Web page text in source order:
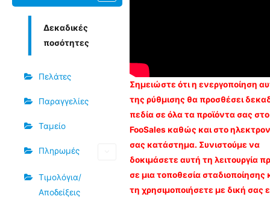
Δεκαδικές
ποσότητες
Πελάτες
Παραγγελίες
Ταμείο
Πληρωμές
Τιμολόγια/
Αποδείξεις
Σημειώστε ότι η ενεργοποίηση
της ρύθμισης θα προσθέσει
πεδία σε όλα τα προϊόντα σας στο
FooSales καθώς και στο
σας κατάστημα. Συνιστούμε να
δοκιμάσετε αυτή τη λειτουργία
σε μια τοποθεσία σταδιοποίησης
τη χρησιμοποιήσετε με δική σας